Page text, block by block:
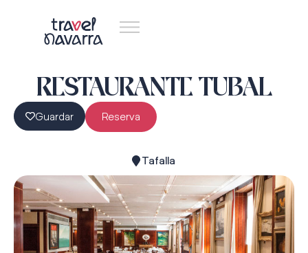
RESTAURANTE TUBAL
Guardar Reserva
Tafalla